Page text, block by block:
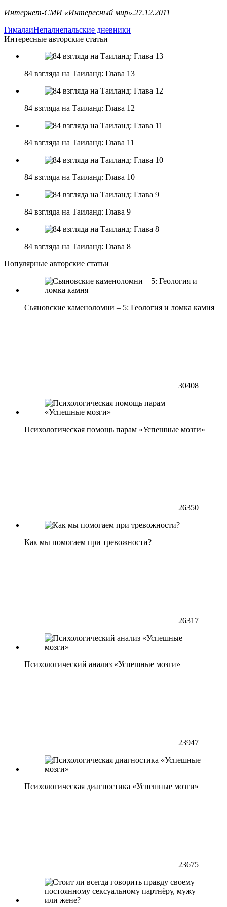
Интернет-СМИ «Интересный мир».27.12.2011
ГималаиНепалнепальские дневники
Интересные авторские статьи
84 взгляда на Таиланд: Глава 13
84 взгляда на Таиланд: Глава 12
84 взгляда на Таиланд: Глава 11
84 взгляда на Таиланд: Глава 10
84 взгляда на Таиланд: Глава 9
84 взгляда на Таиланд: Глава 8
Популярные авторские статьи
Сьяновские каменоломни – 5: Геология и ломка камня
30408
Психологическая помощь парам «Успешные мозги»
26350
Как мы помогаем при тревожности?
26317
Психологический анализ «Успешные мозги»
23947
Психологическая диагностика «Успешные мозги»
23675